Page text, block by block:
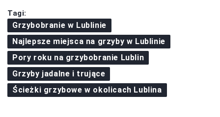
Tagi:
Grzybobranie w Lublinie
Najlepsze miejsca na grzyby w Lublinie
Pory roku na grzybobranie Lublin
Grzyby jadalne i trujące
Ścieżki grzybowe w okolicach Lublina